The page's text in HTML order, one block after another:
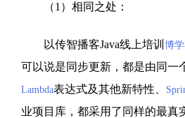
（1）相同之处：
以传智播客Java线上培训 博
可以说是同步更新，都是由同一
Lambda表达式及其他新特性、
业项目库，都采用了同样的最真